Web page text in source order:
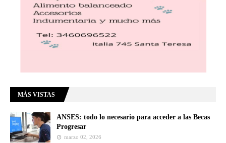
MÁS VISTAS
ANSES: todo lo necesario para acceder a las Becas
Progresar
marzo 02, 2026